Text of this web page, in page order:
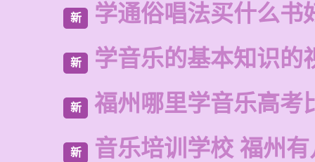
新 学通俗唱法买什么书
新 学音乐的基本知识的
新 福州哪里学音乐高考
新 音乐培训学校 福州